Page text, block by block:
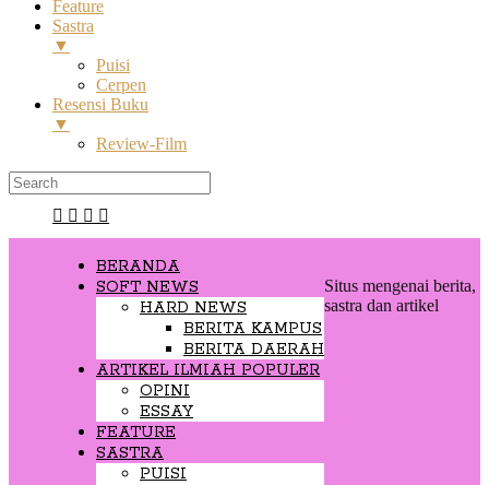
Feature
Sastra
▼
Puisi
Cerpen
Resensi Buku
▼
Review-Film
BERANDA
SOFT NEWS
HARD NEWS
BERITA KAMPUS
BERITA DAERAH
ARTIKEL ILMIAH POPULER
OPINI
ESSAY
FEATURE
SASTRA
PUISI
Situs mengenai berita,
sastra dan artikel